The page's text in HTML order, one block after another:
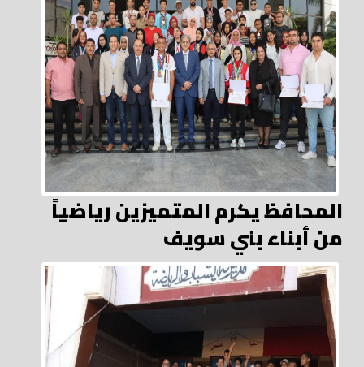
المحافظ يكرم المتميزين رياضياً
من أبناء بني سويف